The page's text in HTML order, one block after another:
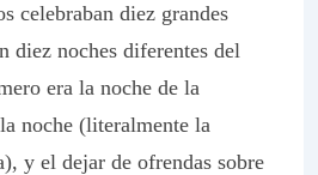
celebraban diez grandes
diez noches diferentes del
era la noche de la
noche (literalmente la
y el dejar de ofrendas sobre